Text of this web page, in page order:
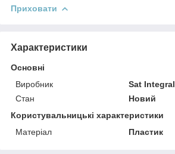
Приховати
Характеристики
Основні
Виробник
Sat Integral
Стан
Новий
Користувальницькі характеристики
Матеріал
Пластик